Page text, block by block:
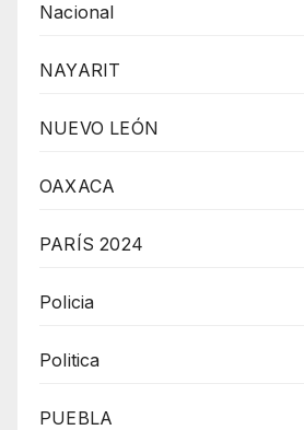
Nacional
NAYARIT
NUEVO LEÓN
OAXACA
PARÍS 2024
Policia
Politica
PUEBLA